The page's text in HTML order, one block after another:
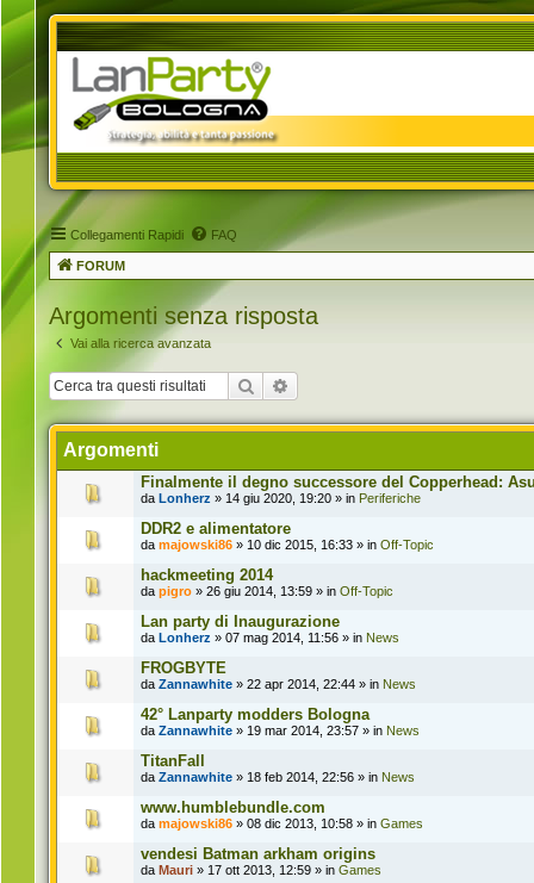
Collegamenti Rapidi FAQ
FORUM
Argomenti senza risposta
Vai alla ricerca avanzata
Cerca
Argomenti
Finalmente il degno successore del Copperhead:
da Lonherz » 14 giu 2020, 19:20 » in Periferiche
DDR2 e alimentatore
da majowski86 » 10 dic 2015, 16:33 » in Off-Topic
hackmeeting 2014
da pigro » 26 giu 2014, 13:59 » in Off-Topic
Lan party di Inaugurazione
da Lonherz » 07 mag 2014, 11:56 » in News
FROGBYTE
da Zannawhite » 22 apr 2014, 22:44 » in News
42° Lanparty modders Bologna
da Zannawhite » 19 mar 2014, 23:57 » in News
TitanFall
da Zannawhite » 18 feb 2014, 22:56 » in News
www.humblebundle.com
da majowski86 » 08 dic 2013, 10:58 » in Games
vendesi Batman arkham origins
da Mauri » 17 ott 2013, 12:59 » in Games